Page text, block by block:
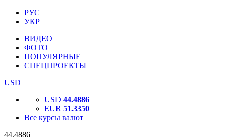
РУС
УКР
ВИДЕО
ФОТО
ПОПУЛЯРНЫЕ
СПЕЦПРОЕКТЫ
USD
USD 44.4886
EUR 51.3350
Все курсы валют
44.4886